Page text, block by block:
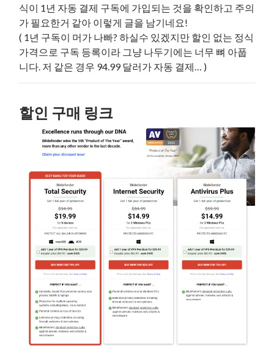
식이 1년 자동 결제 구독에 가입되는 것을 확인하고 주의
가 필요한거 같아 이렇게 글을 남기네요!
( 1년 구독이 머가 나빠? 하실수 있겠지만 할인 없는 정식
가격으로 구독 등록이라 그냥 나두기에는 너무 뼈 아풉
니다. 저 같은 경우 94.99 달러가 자동 결제… )
할인 구매 링크